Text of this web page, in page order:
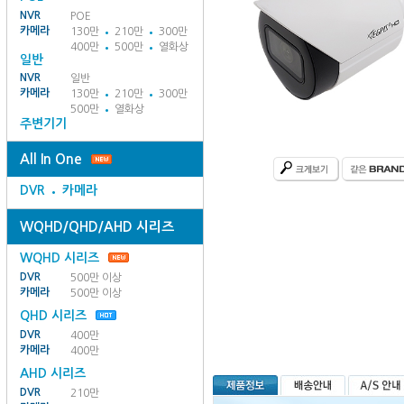
NVR
POE
카메라
130만 210만
300만
400만
500만 열화상
일반
NVR
일반
카메라
130만 210만
300만
500만
열화상
주변기기
All In One
DVR 카메라
WQHD/QHD/AHD 시리즈
WQHD 시리즈
DVR
500만 이상
카메라
500만 이상
QHD 시리즈
DVR
400만
카메라
400만
AHD 시리즈
DVR
210만